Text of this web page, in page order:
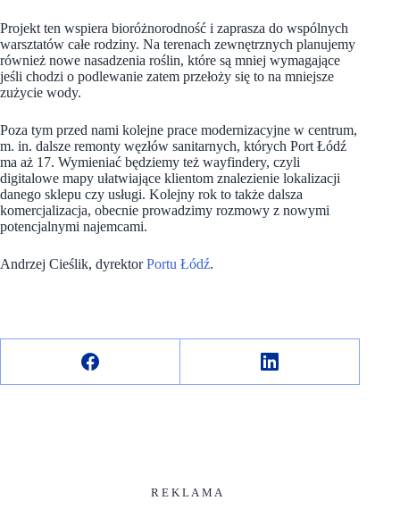
Projekt ten wspiera bioróżnorodność i zaprasza do wspólnych
warsztatów całe rodziny. Na terenach zewnętrznych planujemy
również nowe nasadzenia roślin, które są mniej wymagające
jeśli chodzi o podlewanie zatem przełoży się to na mniejsze
zużycie wody.
Poza tym przed nami kolejne prace modernizacyjne w centrum,
m. in. dalsze remonty węzłów sanitarnych, których Port Łódź
ma aż 17. Wymieniać będziemy też wayfindery, czyli
digitalowe mapy ułatwiające klientom znalezienie lokalizacji
danego sklepu czy usługi. Kolejny rok to także dalsza
komercjalizacja, obecnie prowadzimy rozmowy z nowymi
potencjalnymi najemcami.
Andrzej Cieślik, dyrektorPortu Łódź.
R E K L A M A